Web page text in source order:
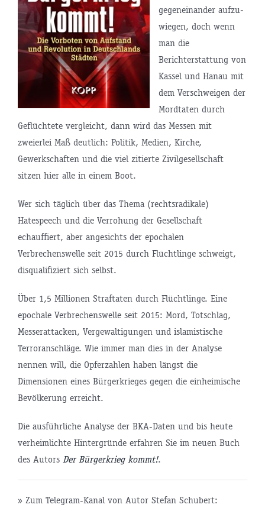
gegeneinander aufzu­
wiegen, doch wenn
man die
Berichterstattung von
Kassel und Hanau mit
dem Verschweigen der
Mordtaten durch
Geflüchtete vergleicht, dann wird das Messen mit
zweierlei Maß deutlich: Politik, Medien, Kirche,
Gewerkschaften und die viel zitierte Zivilgesellschaft
sitzen hier alle in einem Boot.
Wer sich täglich über das Thema (rechtsra­dikale)
Hatespeech und die Verrohung der Gesellschaft
echauffiert, aber angesichts der epochalen
Verbrechenswelle seit 2015 durch Flüchtlinge schweigt,
disqualifiziert sich selbst.
Über 1,5 Millionen Straftaten durch Flüchtlinge. Eine
epochale Verbrechenswelle seit 2015: Mord, Totschlag,
Messerattacken, Vergewaltigungen und islamistische
Terroranschläge. Wie immer man dies in der Analyse
nennen will, die Opferzahlen haben längst die
Dimensionen eines Bürgerkrieges gegen die einheimische
Bevölkerung erreicht.
Die ausführliche Analyse der BKA-Daten und bis heute
verheimlichte Hintergründe erfahren Sie im neuen Buch
des Autors Der Bürgerkrieg kommt!.
» Zum Telegram-Kanal von Autor Stefan Schubert: